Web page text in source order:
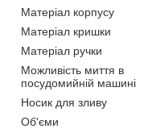
Матеріал корпусу
Матеріал кришки
Матеріал ручки
Можливість миття в
посудомийній машині
Носик для зливу
Об'єми